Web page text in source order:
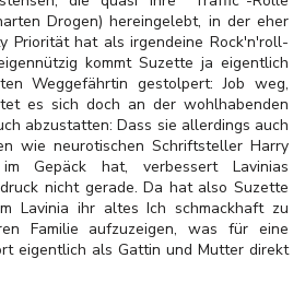
Drogen) hereingelebt, in der eher
Priorität hat als irgendeine Rock'n'roll-
kommt Suzette ja eigentlich
Weggefährtin gestolpert: Job weg,
es sich doch an der wohlhabenden
abzustatten: Dass sie allerdings auch
wie neurotischen Schriftsteller Harry
Gepäck hat, verbessert Lavinias
nicht gerade. Da hat also Suzette
Lavinia ihr altes Ich schmackhaft zu
Familie aufzuzeigen, was für eine
eigentlich als Gattin und Mutter direkt